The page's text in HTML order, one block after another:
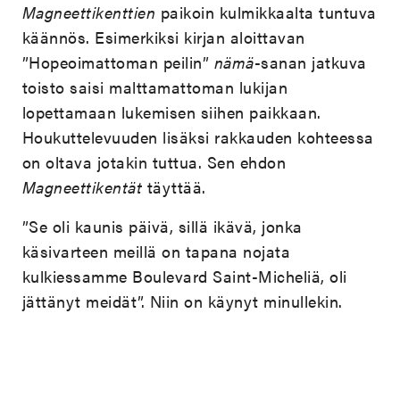
Magneettikenttien paikoin kulmikkaalta tuntuva
käännös. Esimerkiksi kirjan aloittavan
”Hopeoimattoman peilin” nämä-sanan jatkuva
toisto saisi malttamattoman lukijan
lopettamaan lukemisen siihen paikkaan.
Houkuttelevuuden lisäksi rakkauden kohteessa
on oltava jotakin tuttua. Sen ehdon
Magneettikentät täyttää.
”Se oli kaunis päivä, sillä ikävä, jonka
käsivarteen meillä on tapana nojata
kulkiessamme Boulevard Saint-Micheliä, oli
jättänyt meidät”. Niin on käynyt minullekin.